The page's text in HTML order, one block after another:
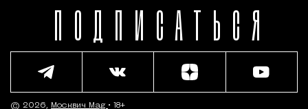
ПОДПИСАТЬСЯ
© 2026, Москвич Mag • 18+